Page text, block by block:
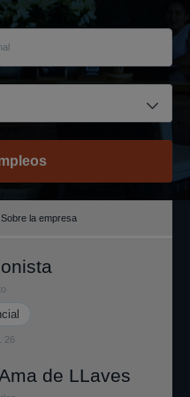
Sobre la empresa
26
de LLaves